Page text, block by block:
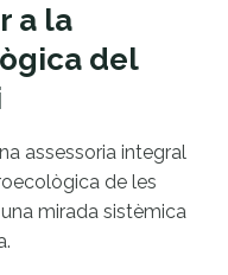
a la
del
assessoria integral
de les
mirada sistèmica